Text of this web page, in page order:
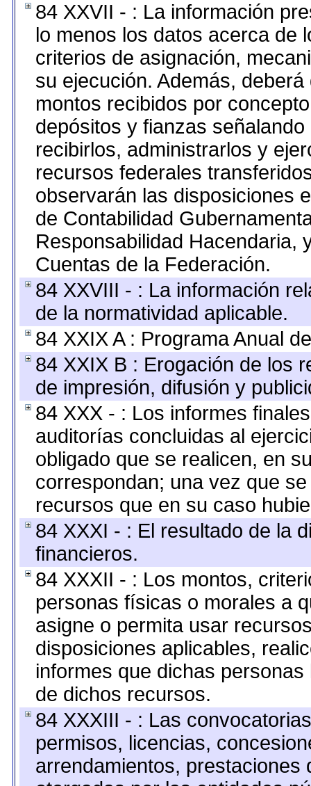
84 XXVII - : La información
lo menos los datos acerca de
criterios de asignación,
su ejecución. Además,
montos recibidos por
depósitos y fianzas
recibirlos, administrarlos y
recursos federales
observarán las disposiciones
de Contabilidad
Responsabilidad Hacendaria,
Cuentas de la Federación.
84 XXVIII - : La información
de la normatividad aplicable.
84 XXIX A : Programa Anual
84 XXIX B : Erogación de los
de impresión, difusión y
84 XXX - : Los informes
auditorías concluidas al
obligado que se realicen, en
correspondan; una vez que
recursos que en su caso
84 XXXI - : El resultado de la
financieros.
84 XXXII - : Los montos,
personas físicas o morales a
asigne o permita usar
disposiciones aplicables,
informes que dichas
de dichos recursos.
84 XXXIII - : Las
permisos, licencias,
arrendamientos,